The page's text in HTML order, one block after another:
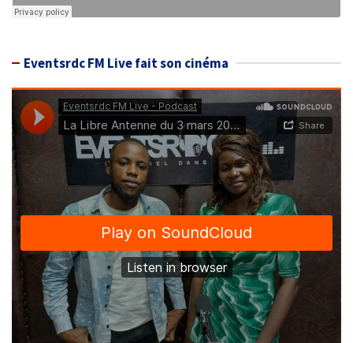
Eventsrdc FM Live fait son cinéma